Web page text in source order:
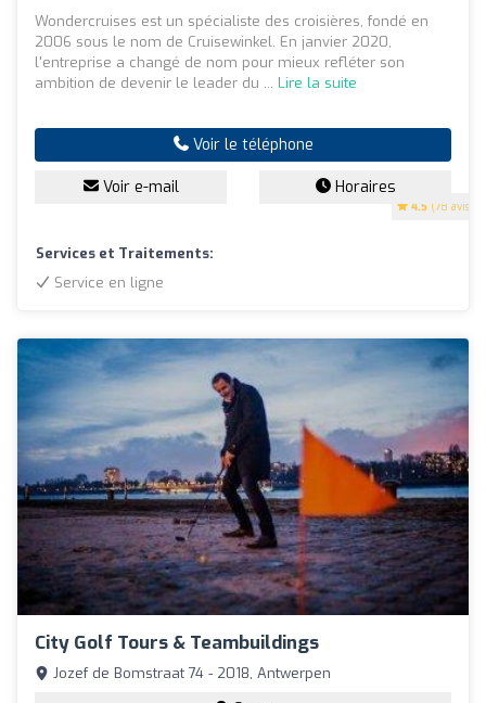
4.5 (78 avis)
Wondercruises est un spécialiste des croisières, fondé en
2006 sous le nom de Cruisewinkel. En janvier 2020,
l'entreprise a changé de nom pour mieux refléter son
ambition de devenir le leader du ... Lire la suite
Voir le téléphone
Voir e-mail Horaires
Services et Traitements:
Service en ligne
City Golf Tours & Teambuildings
Jozef de Bomstraat 74 - 2018, Antwerpen